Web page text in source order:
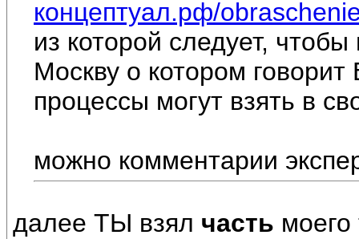
концептуал.рф/
из которой следует,
Москву о котором
процессы могут взять в
можно комментарии
далее ТЫ взял часть моего